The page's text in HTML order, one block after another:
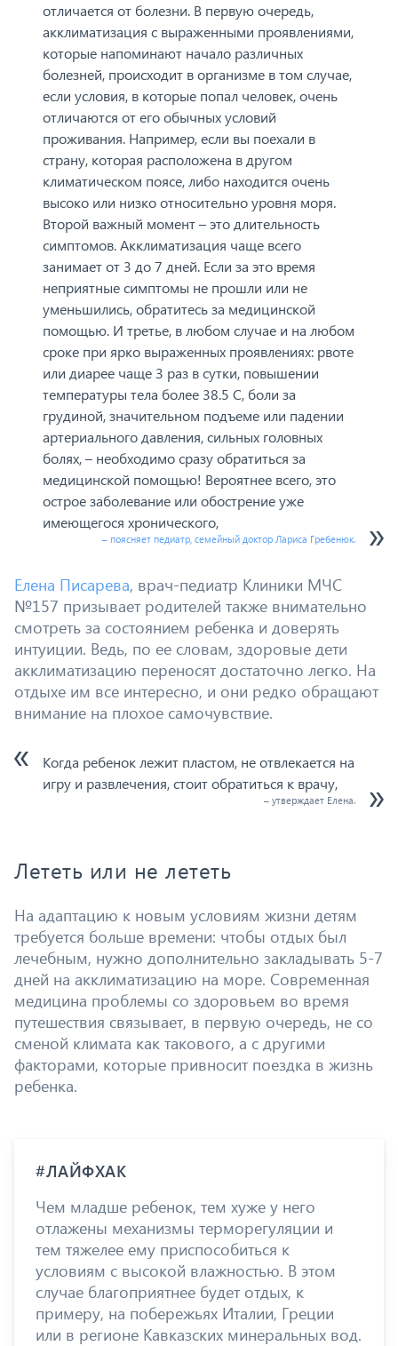
отличается от болезни. В первую очередь,
акклиматизация с выраженными проявлениями,
которые напоминают начало различных
болезней, происходит в организме в том случае,
если условия, в которые попал человек, очень
отличаются от его обычных условий
проживания. Например, если вы поехали в
страну, которая расположена в другом
климатическом поясе, либо находится очень
высоко или низко относительно уровня моря.
Второй важный момент – это длительность
симптомов. Акклиматизация чаще всего
занимает от 3 до 7 дней. Если за это время
неприятные симптомы не прошли или не
уменьшились, обратитесь за медицинской
помощью. И третье, в любом случае и на любом
сроке при ярко выраженных проявлениях: рвоте
или диарее чаще 3 раз в сутки, повышении
температуры тела более 38.5 С, боли за
грудиной, значительном подъеме или падении
артериального давления, сильных головных
болях, – необходимо сразу обратиться за
медицинской помощью! Вероятнее всего, это
острое заболевание или обострение уже
имеющегося хронического,
– поясняет педиатр, семейный доктор Лариса Гребенюк.
Елена Писарева, врач-педиатр Клиники МЧС
№157 призывает родителей также внимательно
смотреть за состоянием ребенка и доверять
интуиции. Ведь, по ее словам, здоровые дети
акклиматизацию переносят достаточно легко. На
отдыхе им все интересно, и они редко обращают
внимание на плохое самочувствие.
Когда ребенок лежит пластом, не отвлекается на
игру и развлечения, стоит обратиться к врачу,
– утверждает Елена.
Лететь или не лететь
На адаптацию к новым условиям жизни детям
требуется больше времени: чтобы отдых был
лечебным, нужно дополнительно закладывать 5-7
дней на акклиматизацию на море. Современная
медицина проблемы со здоровьем во время
путешествия связывает, в первую очередь, не со
сменой климата как такового, а с другими
факторами, которые привносит поездка в жизнь
ребенка.
#ЛАЙФХАК
Чем младше ребенок, тем хуже у него
отлажены механизмы терморегуляции и
тем тяжелее ему приспособиться к
условиям с высокой влажностью. В этом
случае благоприятнее будет отдых, к
примеру, на побережьях Италии, Греции
или в регионе Кавказских минеральных вод.